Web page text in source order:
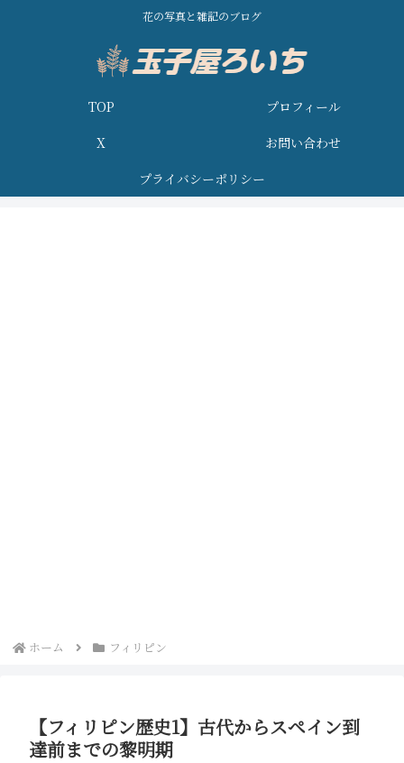
花の写真と雑記のブログ
TOP
プロフィール
X
お問い合わせ
プライバシーポリシー
ホーム フィリピン
【フィリピン歴史1】古代からスペイン到
達前までの黎明期